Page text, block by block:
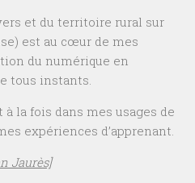
et du territoire rural sur
est au cœur de mes
du numérique en
tous instants.
la fois dans mes usages de
expériences d’apprenant.
Jaurès]